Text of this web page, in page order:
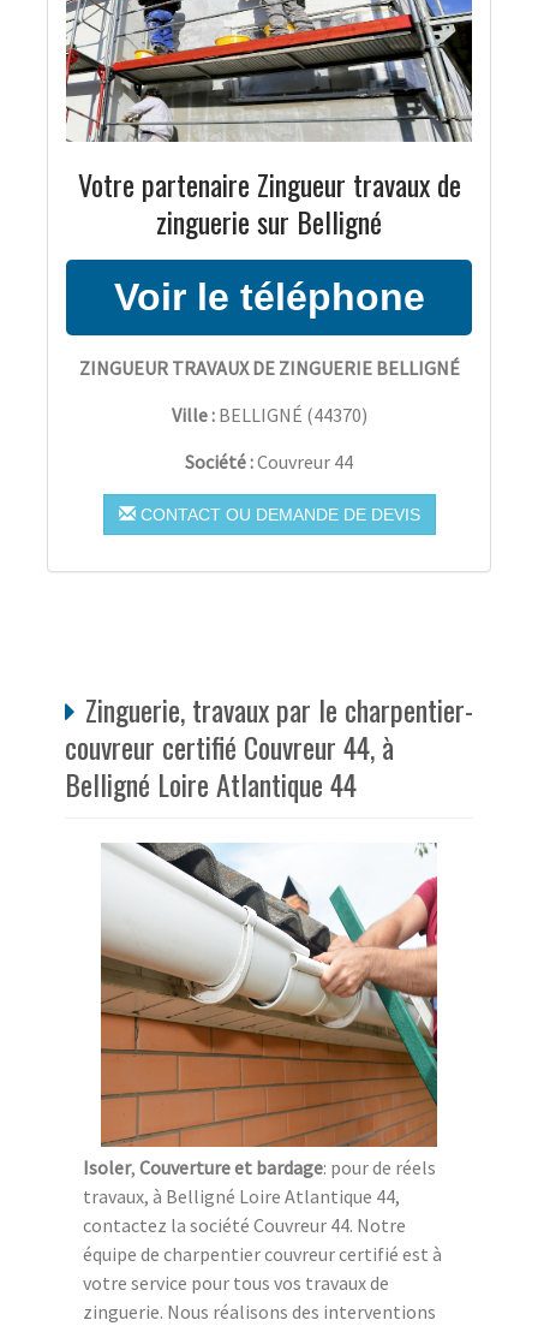
Votre partenaire Zingueur travaux de
zinguerie sur Belligné
ZINGUEUR TRAVAUX DE ZINGUERIE BELLIGNÉ
Ville : BELLIGNÉ (44370)
Société :Couvreur 44
CONTACT OU DEMANDE DE DEVIS
Zinguerie, travaux par le charpentier-
couvreur certifié Couvreur 44, à
Belligné Loire Atlantique 44
Isoler, Couverture et bardage: pour de réels
travaux, à Belligné Loire Atlantique 44,
contactez la société Couvreur 44. Notre
équipe de charpentier couvreur certifié est à
votre service pour tous vos travaux de
zinguerie. Nous réalisons des interventions